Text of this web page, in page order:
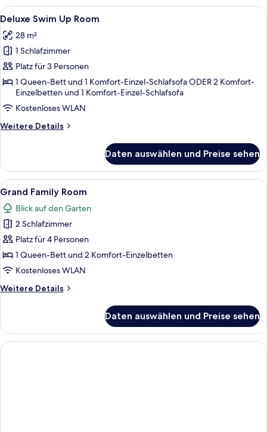
oder
-
Zweibettzimmer,
Meerblick
Alle
Fotos
für
Deluxe
Swim
Up
Room
anzeigen
Ein modernes Hotelzimmer mit
7
Deluxe Swim Up Room
28 m²
1 Schlafzimmer
Platz für 3 Personen
1 Queen-Bett und 1 Komfort-Einzel-Schlafsofa ODER 2 Komfort-
Einzelbetten und 1 Komfort-Einzel-Schlafsofa
Kostenloses WLAN
Weitere Details
Weitere
Swim
Up
Room
Daten auswählen und Preise sehen
Alle
Fotos
für
Grand
Family
Room
anzeigen
Ein modernes Wohnzimmer mit
15
Grand Family Room
Blick auf den Garten
2 Schlafzimmer
Platz für 4 Personen
1 Queen-Bett und 2 Komfort-Einzelbetten
Kostenloses WLAN
Weitere Details
Weitere
Family
Room
Daten auswählen und Preise sehen